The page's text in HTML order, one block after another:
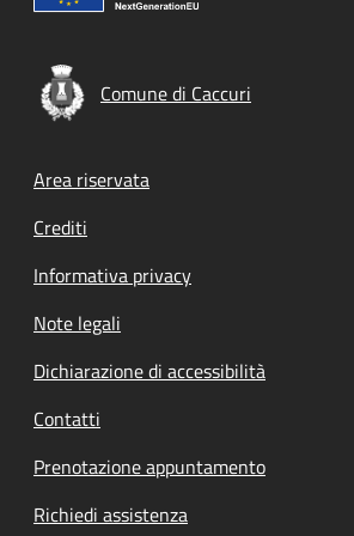
Comune di Caccuri
Footer menu
Area riservata
Crediti
Informativa privacy
Note legali
Dichiarazione di accessibilità
Contatti
Prenotazione appuntamento
Richiedi assistenza